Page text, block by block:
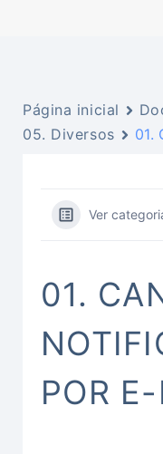
Página inicial
05. Diversos
01.
Ver
01.
POR